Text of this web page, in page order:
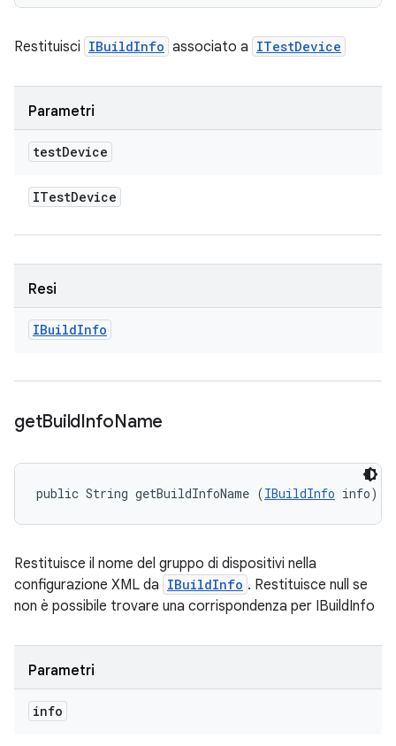
Restituisci IBuildInfo associato a ITestDevice
Parametri
testDevice
ITestDevice
Resi
IBuildInfo
getBuildInfoName
public String getBuildInfoName (IBuildInfo info)
Restituisce il nome del gruppo di dispositivi nella
configurazione XML da IBuildInfo . Restituisce null se
non è possibile trovare una corrispondenza per IBuildInfo
Parametri
info